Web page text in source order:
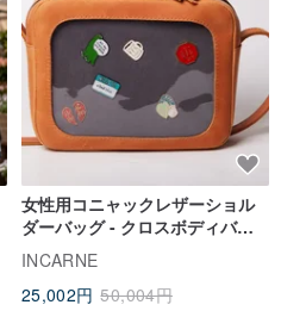
女性用コニャックレザーショル
ダーバッグ - クロスボディバッ
グ ITA バッグアクセサリー
INCARNE
25,002円 50,004円